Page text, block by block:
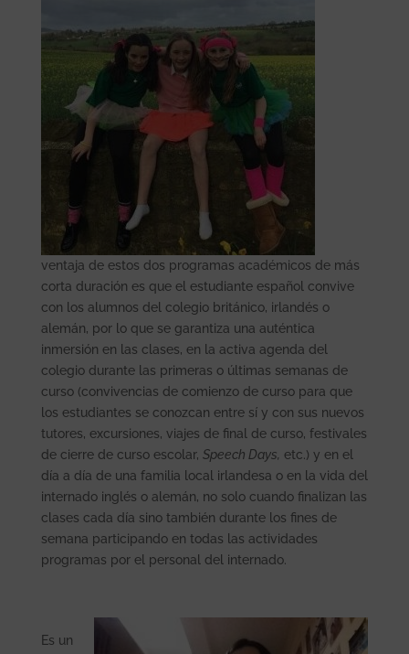
ventaja de estos dos programas académicos de más
corta duración es que el estudiante español convive
con los alumnos del colegio británico, irlandés o
alemán, por lo que se garantiza una auténtica
inmersión en las clases, en la activa agenda del
colegio durante las primeras o últimas semanas de
curso (convivencias de comienzo de curso para que
los estudiantes se conozcan entre sí y con sus nuevos
tutores, excursiones, viajes de final de curso, festivales
de cierre de curso escolar, Speech Days, etc.) y en el
día a día de una familia local irlandesa o en la vida del
internado inglés o alemán, no solo cuando finalizan las
clases cada día sino también durante los fines de
semana participando en todas las actividades
programas por el personal del internado.
Es un